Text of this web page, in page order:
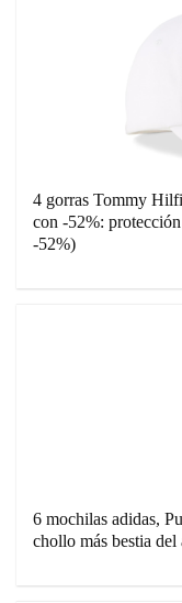
4 gorras Tommy
con -52%:
-52%)
6 mochilas adidas,
chollo más bestia